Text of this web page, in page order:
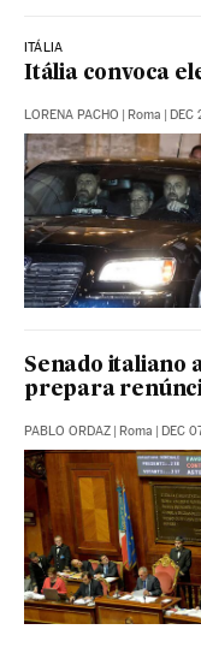
ITÁLIA
Itália convoca
LORENA PACHO | Roma | DEC
Senado italiano
prepara
PABLO ORDAZ | Roma | DEC